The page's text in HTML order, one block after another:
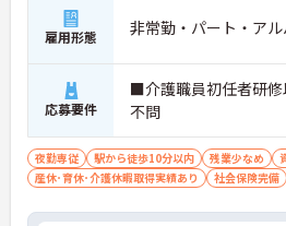
雇用形態 非常勤・パート・アル
応募要件
■介護職員初任者研
不問
夜勤専従 駅から徒歩10分以内 残業少なめ
産休･育休･介護休暇取得実績あり
社会保険完備